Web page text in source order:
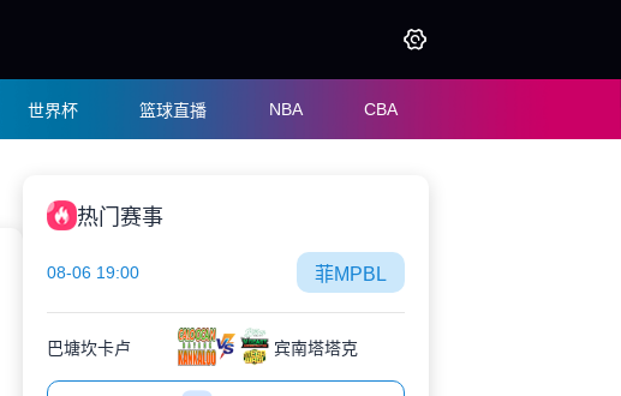
世界杯 篮球直播 NBA CBA
热门赛事
08-06 19:00 菲MPBL
巴塘坎卡卢 宾南塔塔克